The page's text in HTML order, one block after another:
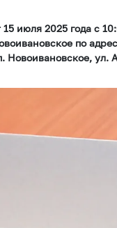
июля 2025 года с
по
Новоивановское,